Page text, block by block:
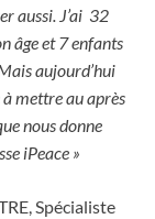
aussi. J’ai 32
âge et 7 enfants
aujourd’hui
mettre au après
nous donne
iPeace »
Spécialiste